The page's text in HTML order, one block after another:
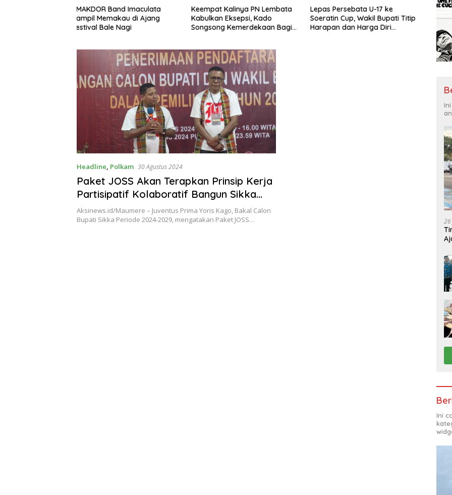
Keempat Kalinya PN Lembata
Kabulkan Eksepsi, Kado
Songsong Kemerdekaan Bagi
Lepas Persebata U-17 ke
Soeratin Cup, Wakil Bupati Titip
Harapan dan Harga Diri
Wakil Bupati Lembata: Al-
Qur’an dan Sunnah adalah
Landasan Peradaban Hadapi
Headline, Polkam 30 Agustus 2024
Paket JOSS Akan Terapkan Prinsip Kerja
Partisipatif Kolaboratif Bangun Sikka
Kota Kreatif
Aksinews.id/Maumere – Juventus Prima Yoris Kago, Bakal Calon
Bupati Sikka Periode 2024-2029, mengatakan Paket JOSS…
Ini